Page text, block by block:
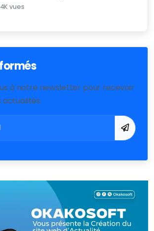
vues
à notre newsletter pour recevoir
actualités.